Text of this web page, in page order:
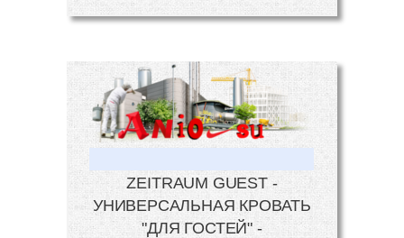
ZEITRAUM GUEST -
УНИВЕРСАЛЬНАЯ КРОВАТЬ
"ДЛЯ ГОСТЕЙ" -